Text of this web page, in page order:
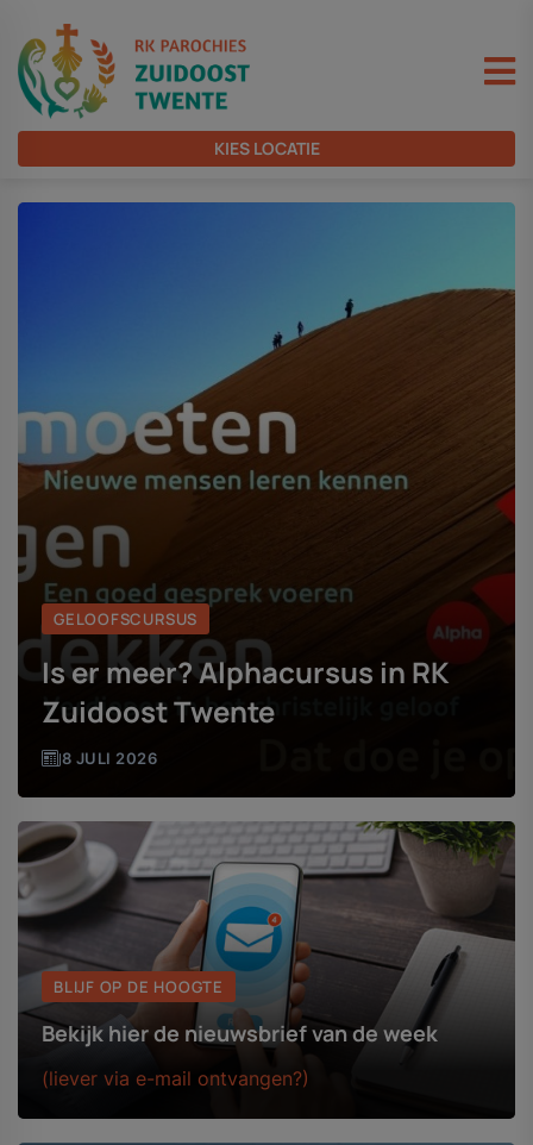
KIES LOCATIE
GELOOFSCURSUS
Is er meer? Alphacursus in RK
Zuidoost Twente
8 JULI 2026
BLIJF OP DE HOOGTE
Bekijk hier de nieuwsbrief van de week
(liever via e-mail ontvangen?)